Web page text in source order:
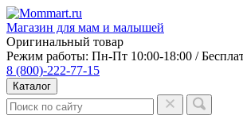
Магазин для мам и малышей
Оригинальный товар
Режим работы: Пн-Пт 10:00-18:00 /
8 (800)-222-77-15
Каталог